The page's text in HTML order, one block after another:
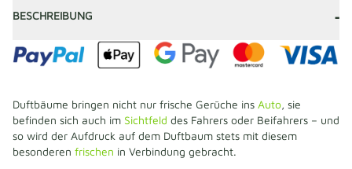
BESCHREIBUNG -
Duftbäume bringen nicht nur frische Gerüche ins Auto, sie
befinden sich auch im Sichtfeld des Fahrers oder Beifahrers – und
so wird der Aufdruck auf dem Duftbaum stets mit diesem
besonderen frischen in Verbindung gebracht.